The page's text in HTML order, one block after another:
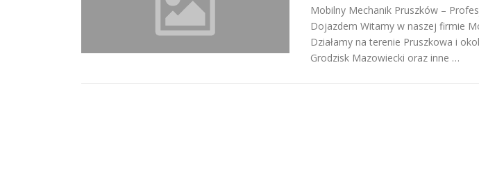
Mobilny Mechanik Pruszków –
Dojazdem Witamy w naszej firmie
Działamy na terenie Pruszkowa i
Grodzisk Mazowiecki oraz inne …